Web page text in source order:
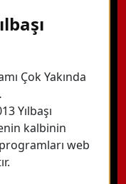
Çok Yakında
Yılbaşı
kalbinin
web